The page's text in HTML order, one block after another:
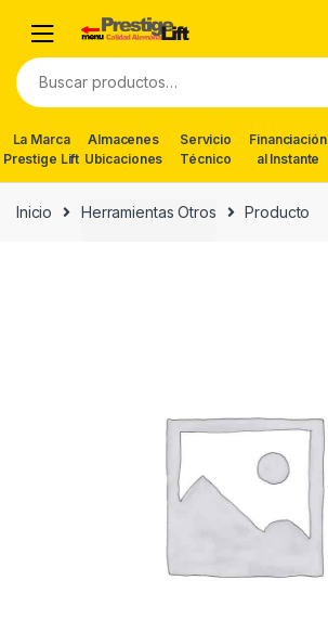
navigation
content
Buscar
por:
La Marca
Prestige Lift
Almacenes
Ubicaciones
Servicio
Técnico
Financiación
al Instante
Inicio Herramientas Otros Producto